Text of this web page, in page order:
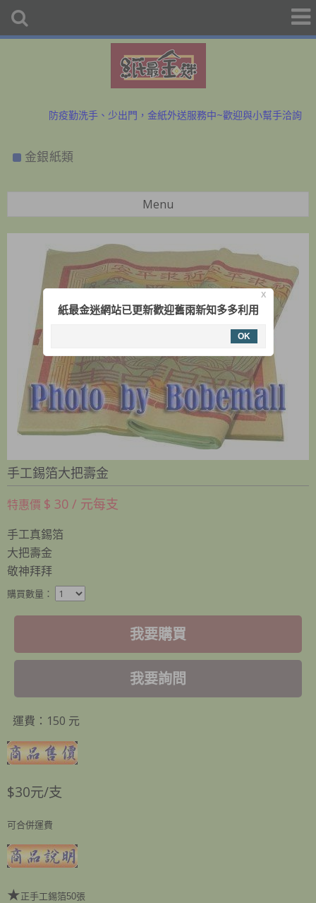
初二、十六拜拜金紙香燭外送、宅配服務歡迎預購洽詢
防疫勤洗手、少出門，金紙外送服務中~歡迎與小幫手洽詢
防疫勤洗手、少出門，金紙外送服務中~歡迎與小幫手洽詢
金銀紙類
Menu
手工錫箔大把壽金
特惠價 $ 30 / 元每支
手工真錫箔
大把壽金
敬神拜拜
購買數量：
我要購買
我要詢問
運費：150 元
$30元/支
可合併運費
★正手工錫箔50張
X
紙最金迷網站已更新歡迎舊雨新知多多利用
OK